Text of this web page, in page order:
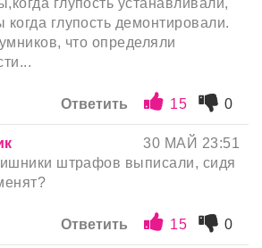
глупость устанавливали,
когда глупость демонтировали.
что определяли
Ответить 15 0
30 МАЙ 23:51
штрафов выписали, сидя
Ответить 15 0